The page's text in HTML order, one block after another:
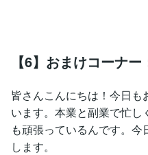
【6】おまけコーナ
皆さんこんにちは！今日
います。本業と副業で忙
も頑張っているんです。
します。